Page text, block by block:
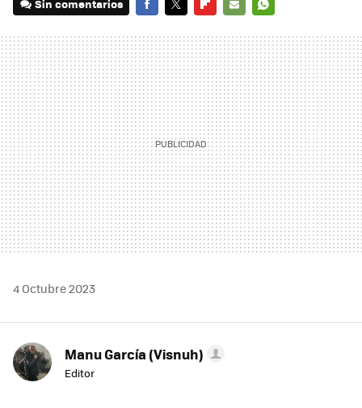
Sin comentarios
MAIL
4 Octubre 2023
Manu García (Visnuh)
Editor